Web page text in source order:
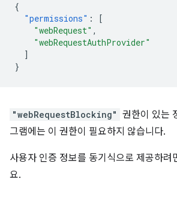
{
"permissions" :
[
"webRequest" ,
"webRequestAuthProvider"
]
}
"webRequestBlocking" 권한이 있는
그램에는 이 권한이 필요하지 않습니다.
사용자 인증 정보를 동기식으로 제공하려
요.